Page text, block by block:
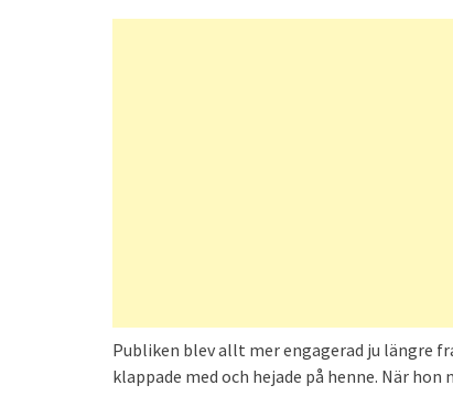
Publiken blev allt mer engagerad ju längre
klappade med och hejade på henne. När